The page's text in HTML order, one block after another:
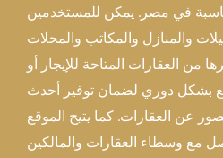
في مصر. يمكن للمستخدمين
والمنازل والمكاتب والمحلات
من العقارات المتاحة للإيجار أو
بشكل دوري لضمان توفير أحدث
عن العقارات. كما يتيح الموقع
مع وسطاء العقارات والمالكين